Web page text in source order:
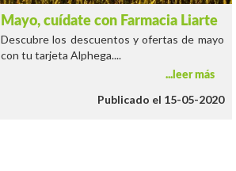
Mayo, cuídate con Farmacia Liarte
Descubre los descuentos y ofertas de mayo
con tu tarjeta Alphega....
leer más
Publicado el 15-05-2020